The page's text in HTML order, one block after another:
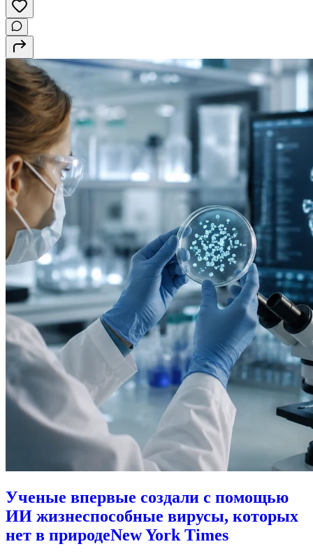
Ученые впервые создали с помощью
ИИ жизнеспособные вирусы, которых
нет в природеNew York Times